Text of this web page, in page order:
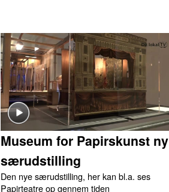
Museum for Papirskunst ny
særudstilling
Den nye særudstilling, her kan bl.a. ses
Papirteatre op gennem tiden